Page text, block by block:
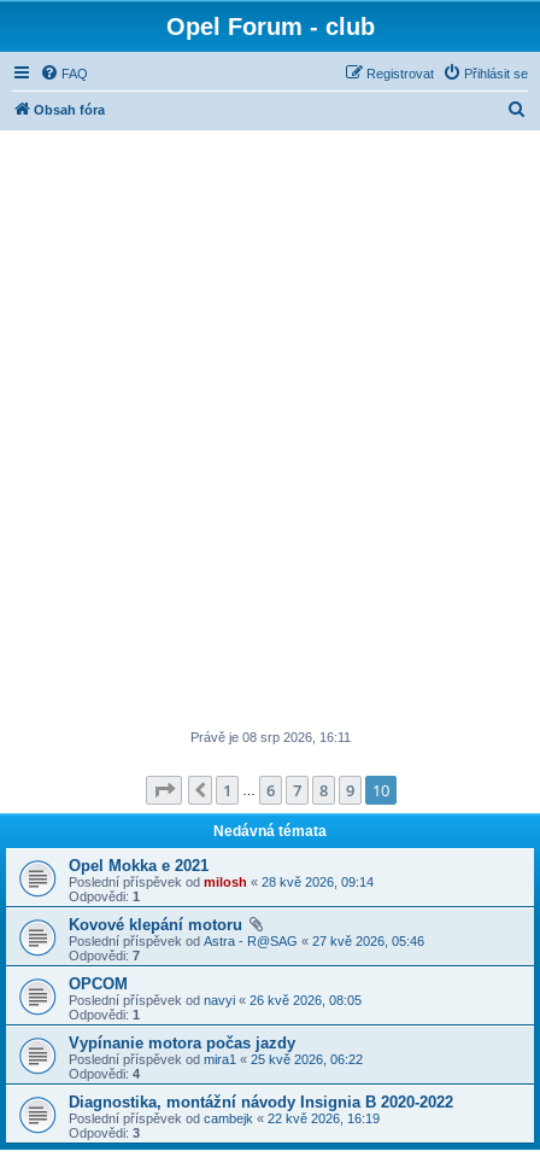
Opel Forum - club
FAQ Přihlásit se
Registrovat
Obsah fóra
Právě je 08 srp 2026, 16:11
Stránka 10 z10
Předchozí
1 6 7 8 9 10
Nedávná témata
Opel Mokka e 2021
Poslední příspěvek od milosh « 28 kvě 2026, 09:14
Odpovědi: 1
Kovové klepání motoru
Poslední příspěvek od Astra - R@SAG « 27 kvě 2026, 05:46
Odpovědi: 7
OPCOM
Poslední příspěvek od navyi « 26 kvě 2026, 08:05
Odpovědi: 1
Vypínanie motora počas jazdy
Poslední příspěvek od mira1 « 25 kvě 2026, 06:22
Odpovědi: 4
Diagnostika, montážní návody Insignia B 2020-2022
Poslední příspěvek od cambejk « 22 kvě 2026, 16:19
Odpovědi: 3